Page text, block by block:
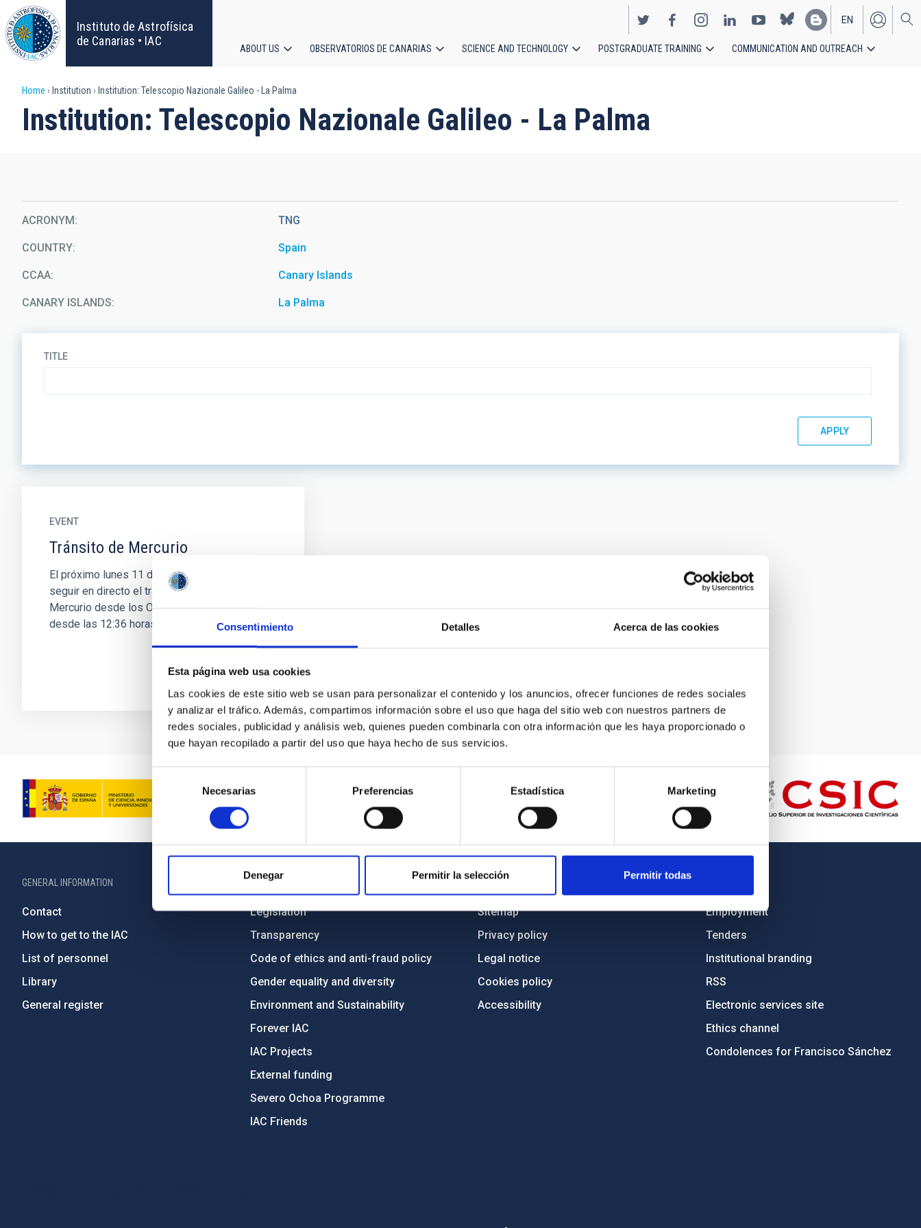
Consentimiento Detalles Acerca de las cookies
Esta página web usa cookies
Las cookies de este sitio web se usan para personalizar el contenido y los anuncios, ofrecer funciones de redes sociales
y analizar el tráfico. Además, compartimos información sobre el uso que haga del sitio web con nuestros partners de
redes sociales, publicidad y análisis web, quienes pueden combinarla con otra información que les haya proporcionado o
que hayan recopilado a partir del uso que haya hecho de sus servicios.
consentimiento
Necesarias Preferencias Estadística Marketing
Denegar Permitir la selección Permitir todas
Skip
to
main
content
Instituto de Astrofísica
de Canarias • IAC
EN
ES
navigation
ABOUT US OBSERVATORIOS DE CANARIAS SCIENCE AND TECHNOLOGY POSTGRADUATE TRAINING COMMUNICATION AND OUTREACH
Breadcrumb
Home Institution Institution: Telescopio Nazionale Galileo - La Palma
Institution: Telescopio Nazionale Galileo - La Palma
ACRONYM TNG
COUNTRY Spain
CCAA Canary Islands
CANARY ISLANDS La Palma
TITLE
EVENT
Tránsito de Mercurio
El próximo lunes 11 de noviembre se podrá
seguir en directo el tránsito del planeta
Mercurio desde los Observatorios de Canarias
desde las 12:36 horas hasta las...
GENERAL INFORMATION
Contact
How to get to the IAC
List of personnel
Library
General register
ABOUT THE IAC
Legislation
Transparency
Code of ethics and anti-fraud policy
Gender equality and diversity
Environment and Sustainability
Forever IAC
IAC Projects
External funding
Severo Ochoa Programme
IAC Friends
IAC PORTAL
Sitemap
Privacy policy
Legal notice
Cookies policy
Accessibility
Employment
Tenders
Institutional branding
RSS
Electronic services site
Ethics channel
Condolences for Francisco Sánchez